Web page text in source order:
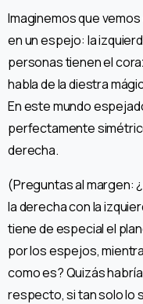
Imaginemos que
en un espejo: la
personas tienen el
habla de la diestra
En este mundo
perfectamente
derecha.
(Preguntas al margen:
la derecha con la
tiene de especial el
por los espejos,
como es? Quizás
respecto, si tan solo lo